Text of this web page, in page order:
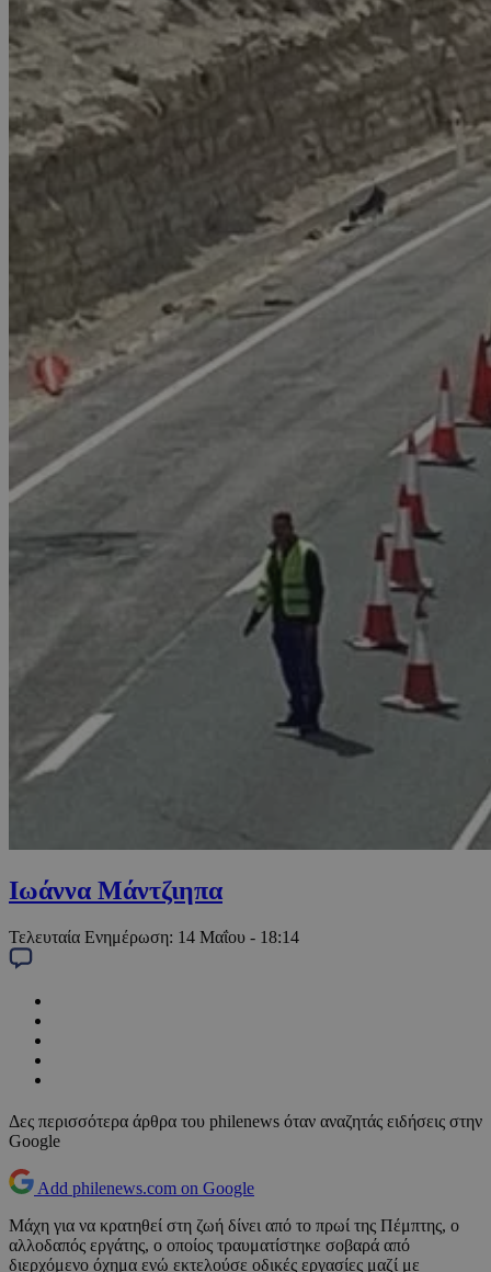
Ιωάννα Μάντζιηπα
Τελευταία Ενημέρωση: 14 Μαΐου - 18:14
Δες περισσότερα άρθρα του philenews όταν αναζητάς ειδήσεις στην
Google
Add philenews.com on Google
Μάχη για να κρατηθεί στη ζωή δίνει από το πρωί της Πέμπτης, ο
αλλοδαπός εργάτης, ο οποίος τραυματίστηκε σοβαρά από
διερχόμενο όχημα ενώ εκτελούσε οδικές εργασίες μαζί με